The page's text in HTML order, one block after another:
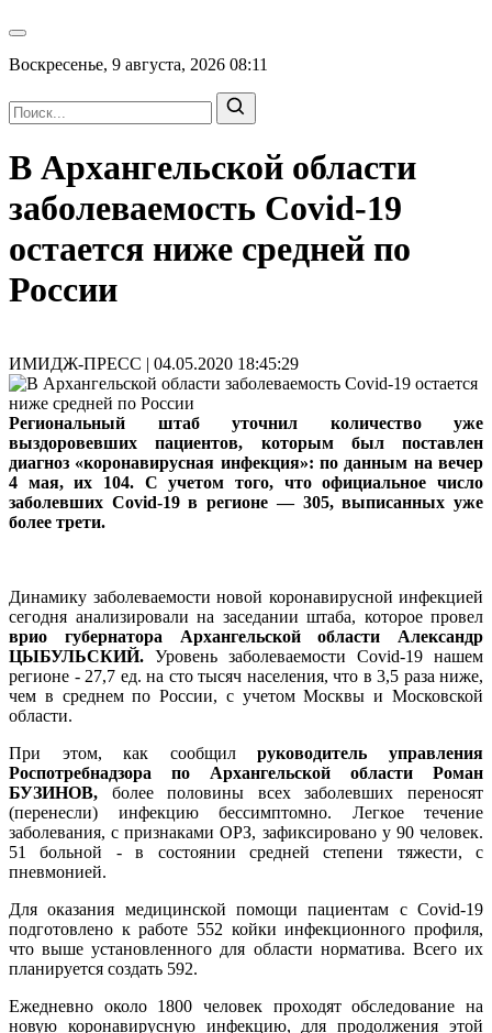
Воскресенье, 9 августа, 2026 08:11
В Архангельской области
заболеваемость Covid-19
остается ниже средней по
России
ИМИДЖ-ПРЕСС | 04.05.2020 18:45:29
Региональный штаб уточнил количество уже
выздоровевших пациентов, которым был поставлен
диагноз «коронавирусная инфекция»: по данным на вечер
4 мая, их 104. С учетом того, что официальное число
заболевших Covid-19 в регионе — 305, выписанных уже
более трети.
Динамику заболеваемости новой коронавирусной инфекцией
сегодня анализировали на заседании штаба, которое провел
врио губернатора Архангельской области Александр
ЦЫБУЛЬСКИЙ. Уровень заболеваемости Covid-19 нашем
регионе - 27,7 ед. на сто тысяч населения, что в 3,5 раза ниже,
чем в среднем по России, с учетом Москвы и Московской
области.
При этом, как сообщилруководитель управления
Роспотребнадзора по Архангельской области Роман
БУЗИНОВ, более половины всех заболевших переносят
(перенесли) инфекцию бессимптомно. Легкое течение
заболевания, с признаками ОРЗ, зафиксировано у 90 человек.
51 больной - в состоянии средней степени тяжести, с
пневмонией.
Для оказания медицинской помощи пациентам с Covid-19
подготовлено к работе 552 койки инфекционного профиля,
что выше установленного для области норматива. Всего их
планируется создать 592.
Ежедневно около 1800 человек проходят обследование на
новую коронавирусную инфекцию, для продолжения этой